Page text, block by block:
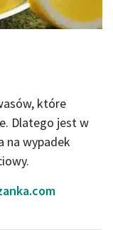
które
Dlatego jest w
na wypadek